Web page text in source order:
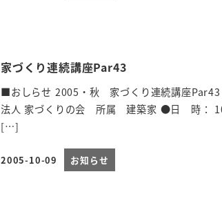
家づくり連続講座Par43
■おしらせ 2005・秋 家づくり連続講座
法人 家づくりの会 所属 建築家 ●日 時： 10
[…]
投稿日
2005-10-09 お知らせ